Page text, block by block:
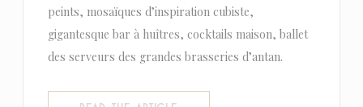
peints, mosaïques d’inspiration cubiste,
gigantesque bar à huîtres, cocktails maison, ballet
des serveurs des grandes brasseries d’antan.